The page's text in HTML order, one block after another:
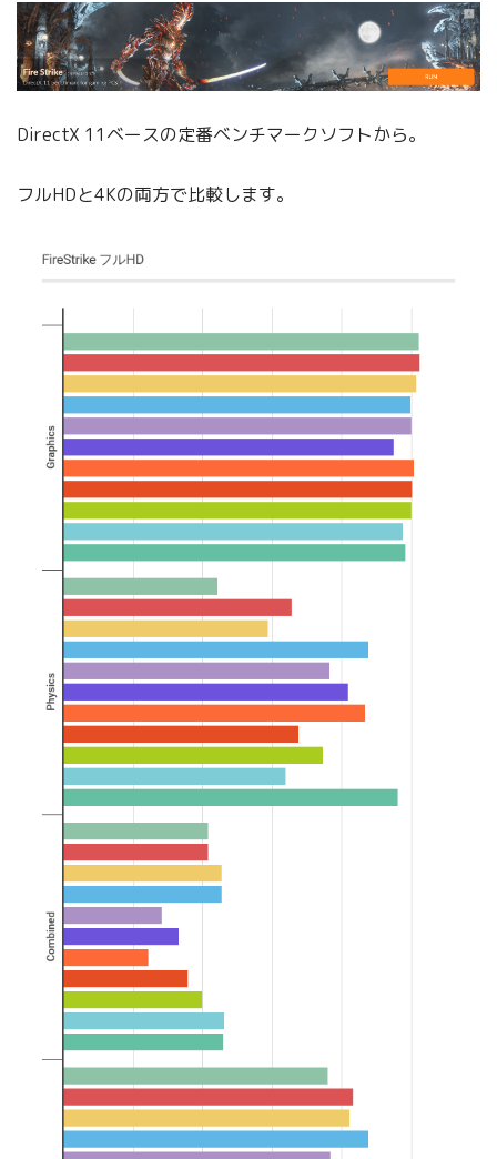
DirectX 11ベースの定番ベンチマークソフトから。
フルHDと4Kの両方で比較します。